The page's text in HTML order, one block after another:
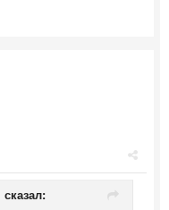
сказал: